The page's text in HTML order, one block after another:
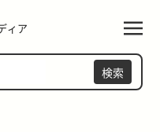
ィア
検索